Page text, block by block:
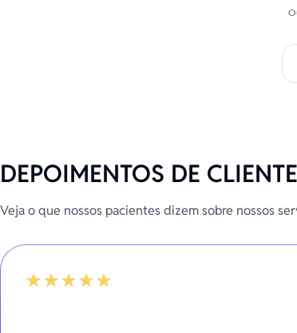
DEPOIMENTOS DE
Veja o que nossos pacientes dizem sobre nossos